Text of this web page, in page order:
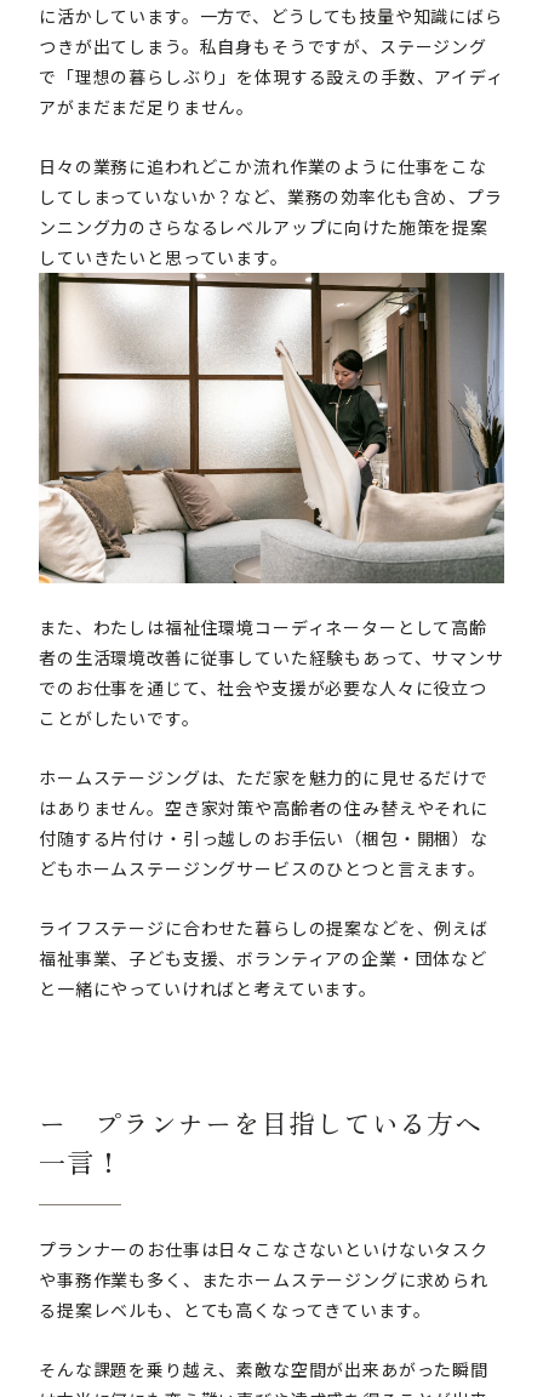
に活かしています。一方で、どうしても技量や知識にばら
つきが出てしまう。私自身もそうですが、ステージング
で「理想の暮らしぶり」を体現する設えの手数、アイディ
アがまだまだ足りません。
日々の業務に追われどこか流れ作業のように仕事をこな
してしまっていないか？など、業務の効率化も含め、プラ
ンニング力のさらなるレベルアップに向けた施策を提案
していきたいと思っています。
また、わたしは福祉住環境コーディネーターとして高齢
者の生活環境改善に従事していた経験もあって、サマンサ
でのお仕事を通じて、社会や支援が必要な人々に役立つ
ことがしたいです。
ホームステージングは、ただ家を魅力的に見せるだけで
はありません。空き家対策や高齢者の住み替えやそれに
付随する片付け・引っ越しのお手伝い（梱包・開梱）な
どもホームステージングサービスのひとつと言えます。
ライフステージに合わせた暮らしの提案などを、例えば
福祉事業、子ども支援、ボランティアの企業・団体など
と一緒にやっていければと考えています。
ー プランナーを目指している方へ
一言！
プランナーのお仕事は日々こなさないといけないタスク
や事務作業も多く、またホームステージングに求められ
る提案レベルも、とても高くなってきています。
そんな課題を乗り越え、素敵な空間が出来あがった瞬間